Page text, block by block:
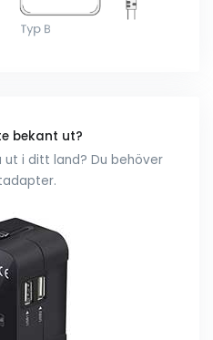
bekant ut?
ut i ditt land? Du behöver